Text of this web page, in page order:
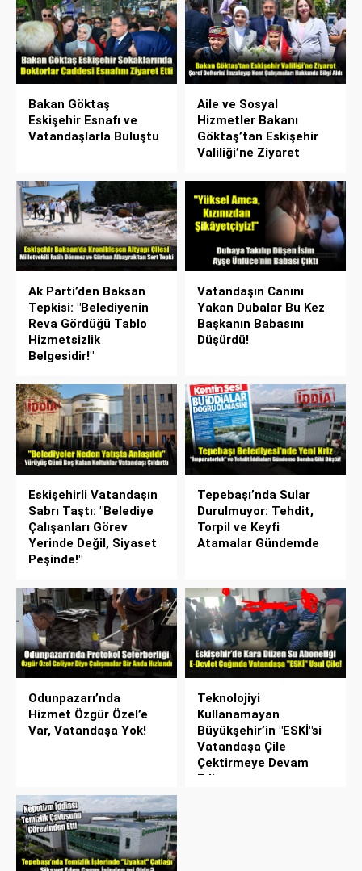
Bakan Göktaş
Eskişehir Esnafı ve
Vatandaşlarla Buluştu
Aile ve Sosyal
Hizmetler Bakanı
Göktaş’tan Eskişehir
Valiliği’ne Ziyaret
Ak Parti’den Baksan
Tepkisi: "Belediyenin
Reva Gördüğü Tablo
Hizmetsizlik
Belgesidir!"
Vatandaşın Canını
Yakan Dubalar Bu Kez
Başkanın Babasını
Düşürdü!
Eskişehirli Vatandaşın
Sabrı Taştı: "Belediye
Çalışanları Görev
Yerinde Değil, Siyaset
Peşinde!"
Tepebaşı’nda Sular
Durulmuyor: Tehdit,
Torpil ve Keyfi
Atamalar Gündemde
Odunpazarı’nda
Hizmet Özgür Özel’e
Var, Vatandaşa Yok!
Teknolojiyi
Kullanamayan
Büyükşehir’in "ESKİ"si
Vatandaşa Çile
Çektirmeye Devam
Ediyor